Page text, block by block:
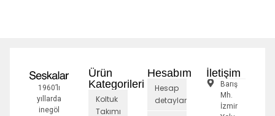
1960’lı
yıllarda
inegöl
Ürün
Kategorileri
Koltuk
Takımı
Hesabım
Hesap
detayları
İletişim
Barış
Mh.
İzmir